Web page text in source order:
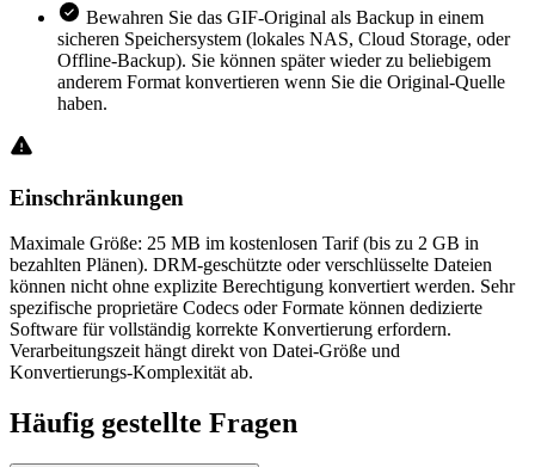
Bewahren Sie das GIF-Original als Backup in einem
sicheren Speichersystem (lokales NAS, Cloud Storage, oder
Offline-Backup). Sie können später wieder zu beliebigem
anderem Format konvertieren wenn Sie die Original-Quelle
haben.
Einschränkungen
Maximale Größe: 25 MB im kostenlosen Tarif (bis zu 2 GB in
bezahlten Plänen). DRM-geschützte oder verschlüsselte Dateien
können nicht ohne explizite Berechtigung konvertiert werden. Sehr
spezifische proprietäre Codecs oder Formate können dedizierte
Software für vollständig korrekte Konvertierung erfordern.
Verarbeitungszeit hängt direkt von Datei-Größe und
Konvertierungs-Komplexität ab.
Häufig gestellte Fragen